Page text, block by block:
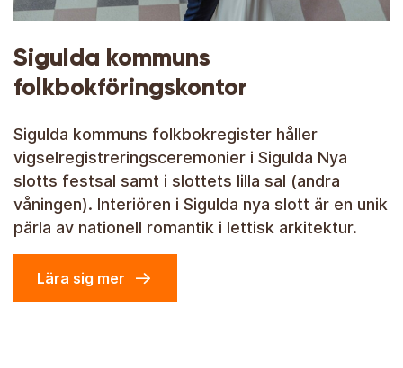
Sigulda kommuns
folkbokföringskontor
Sigulda kommuns folkbokregister håller
vigselregistreringsceremonier i Sigulda Nya
slotts festsal samt i slottets lilla sal (andra
våningen). Interiören i Sigulda nya slott är en unik
pärla av nationell romantik i lettisk arkitektur.
Lära sig mer